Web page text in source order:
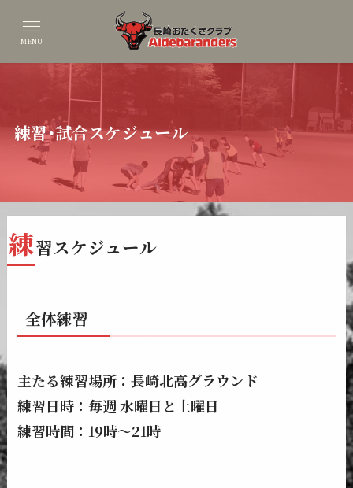
MENU
練習･試合スケジュール
練習スケジュール
全体練習
主たる練習場所：長崎北高グラウンド
練習日時：毎週 水曜日と土曜日
練習時間：19時～21時